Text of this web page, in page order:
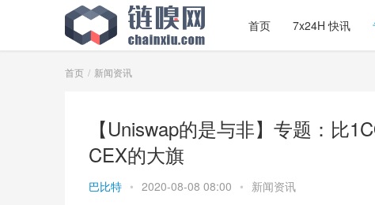
首页 7x24H 快讯
首页 新闻资讯
【Uniswap的是与非】专题：比
CEX的大旗
巴比特 • 2020-08-08 08:00 • 新闻资讯